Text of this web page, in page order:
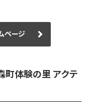
ページ
町体験の里 アクテ